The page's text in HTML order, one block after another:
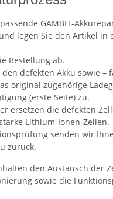
GAMBIT-
legen Sie den Artikel in
Bestellung ab.
defekten Akku sowie –
original zugehörige
(erste Seite) zu.
ersetzen die defekten
Lithium-Ionen-Zellen.
senden wir
zurück.
den Austausch der
sowie die